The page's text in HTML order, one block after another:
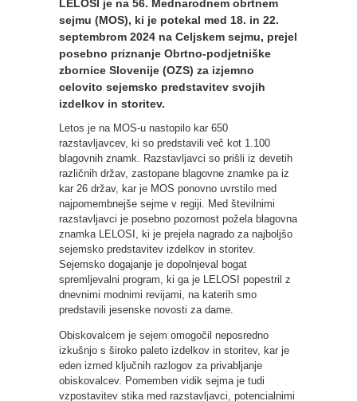
LELOSI je na 56. Mednarodnem obrtnem
sejmu (MOS), ki je potekal med 18. in 22.
septembrom 2024 na Celjskem sejmu, prejel
posebno priznanje Obrtno-podjetniške
zbornice Slovenije (OZS) za izjemno
celovito sejemsko predstavitev svojih
izdelkov in storitev.
Letos je na MOS-u nastopilo kar 650
razstavljavcev, ki so predstavili več kot 1.100
blagovnih znamk. Razstavljavci so prišli iz devetih
različnih držav, zastopane blagovne znamke pa iz
kar 26 držav, kar je MOS ponovno uvrstilo med
najpomembnejše sejme v regiji. Med številnimi
razstavljavci je posebno pozornost požela blagovna
znamka LELOSI, ki je prejela nagrado za najboljšo
sejemsko predstavitev izdelkov in storitev.
Sejemsko dogajanje je dopolnjeval bogat
spremljevalni program, ki ga je LELOSI popestril z
dnevnimi modnimi revijami, na katerih smo
predstavili jesenske novosti za dame.
Obiskovalcem je sejem omogočil neposredno
izkušnjo s široko paleto izdelkov in storitev, kar je
eden izmed ključnih razlogov za privabljanje
obiskovalcev. Pomemben vidik sejma je tudi
vzpostavitev stika med razstavljavci, potencialnimi